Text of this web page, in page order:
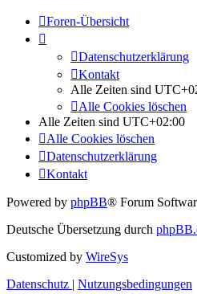
Foren-Übersicht
Datenschutzerklärung
Kontakt
Alle Zeiten sind
Alle Cookies löschen
Alle Zeiten sind UTC+02:00
Alle Cookies löschen
Datenschutzerklärung
Kontakt
Powered by phpBB® Forum
Deutsche Übersetzung durch
Customized by WireSys
Datenschutz | Nutzungsbedingungen